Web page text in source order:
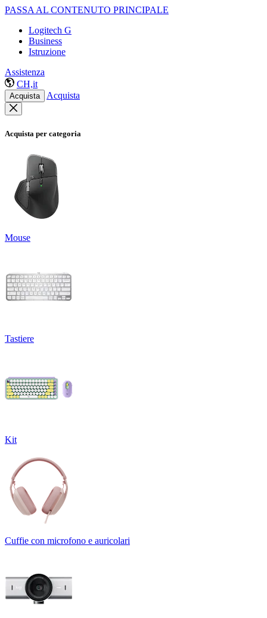
PASSA AL CONTENUTO PRINCIPALE
Logitech G
Business
Istruzione
Assistenza
CH,it
Acquista Acquista
Acquista per categoria
Mouse
Tastiere
Kit
Cuffie con microfono e auricolari